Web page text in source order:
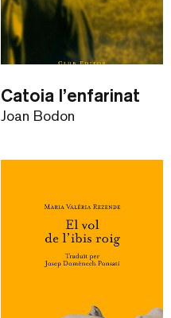
Catoia l’enfarinat
Joan Bodon